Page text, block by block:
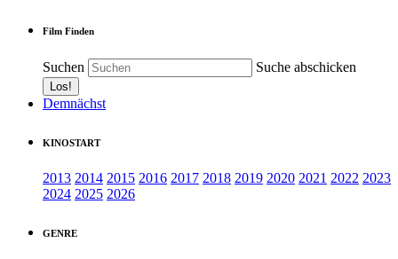
Film Finden
Suchen Suche abschicken
Demnächst
KINOSTART
2013 2014 2015 2016 2017 2018 2019 2020 2021 2022 2023
2024 2025 2026
GENRE